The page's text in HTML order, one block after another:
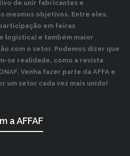
de unir fabricantes e
mesmos objetivos. Entre eles,
em feiras
logística) e também maior
com o setor. Podemos dizer que
se realidade, como a revista
Venha fazer parte da AFFA e
um setor cada vez mais unido!
a AFFAF